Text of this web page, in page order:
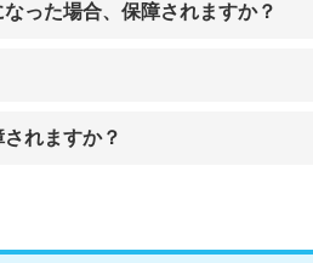
った場合、保障されますか？
れますか？